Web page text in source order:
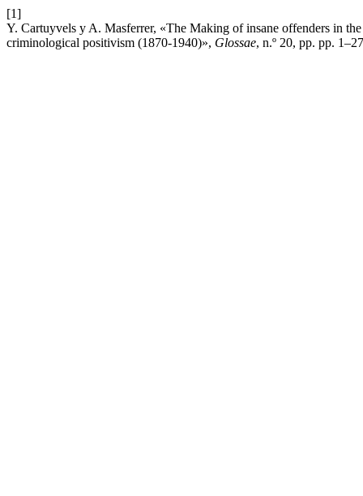
[1]
Y. Cartuyvels y A. Masferrer, «The Making of insane offenders in
criminological positivism (1870-1940)», Glossae, n.º 20, pp. pp.